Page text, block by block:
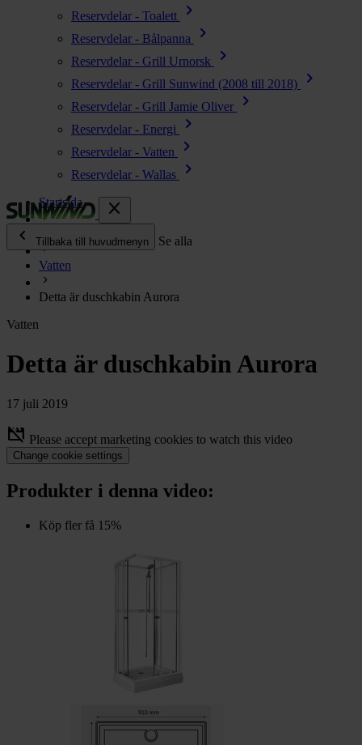
Reservdelar - Toalett chevron_right
Reservdelar - Bålpanna chevron_right
Reservdelar - Grill Urnorsk chevron_right
Reservdelar - Grill Sunwind (2008 till 2018) chevron_right
Reservdelar - Grill Jamie Oliver chevron_right
Reservdelar - Energi chevron_right
Reservdelar - Vatten chevron_right
Reservdelar - Wallas
chevron_right
close
chevron_left
Tillbaka till huvudmenyn Se alla
Energi
chevron_right
Vatten chevron_right
Reservdelar chevron_right
Startsida
Vatten
Detta är duschkabin Aurora
Vatten
Detta är duschkabin Aurora
17 juli 2019
movie_off Please accept marketing cookies to watch this video
Change cookie settings
Produkter i denna video:
Köp fler få 15%